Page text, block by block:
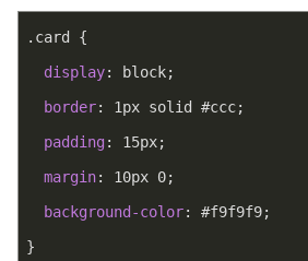
.card
{
display: block;
border: 1px solid #ccc;
padding : 15px;
margin: 10px 0;
background-color: #f9f9f9;
}